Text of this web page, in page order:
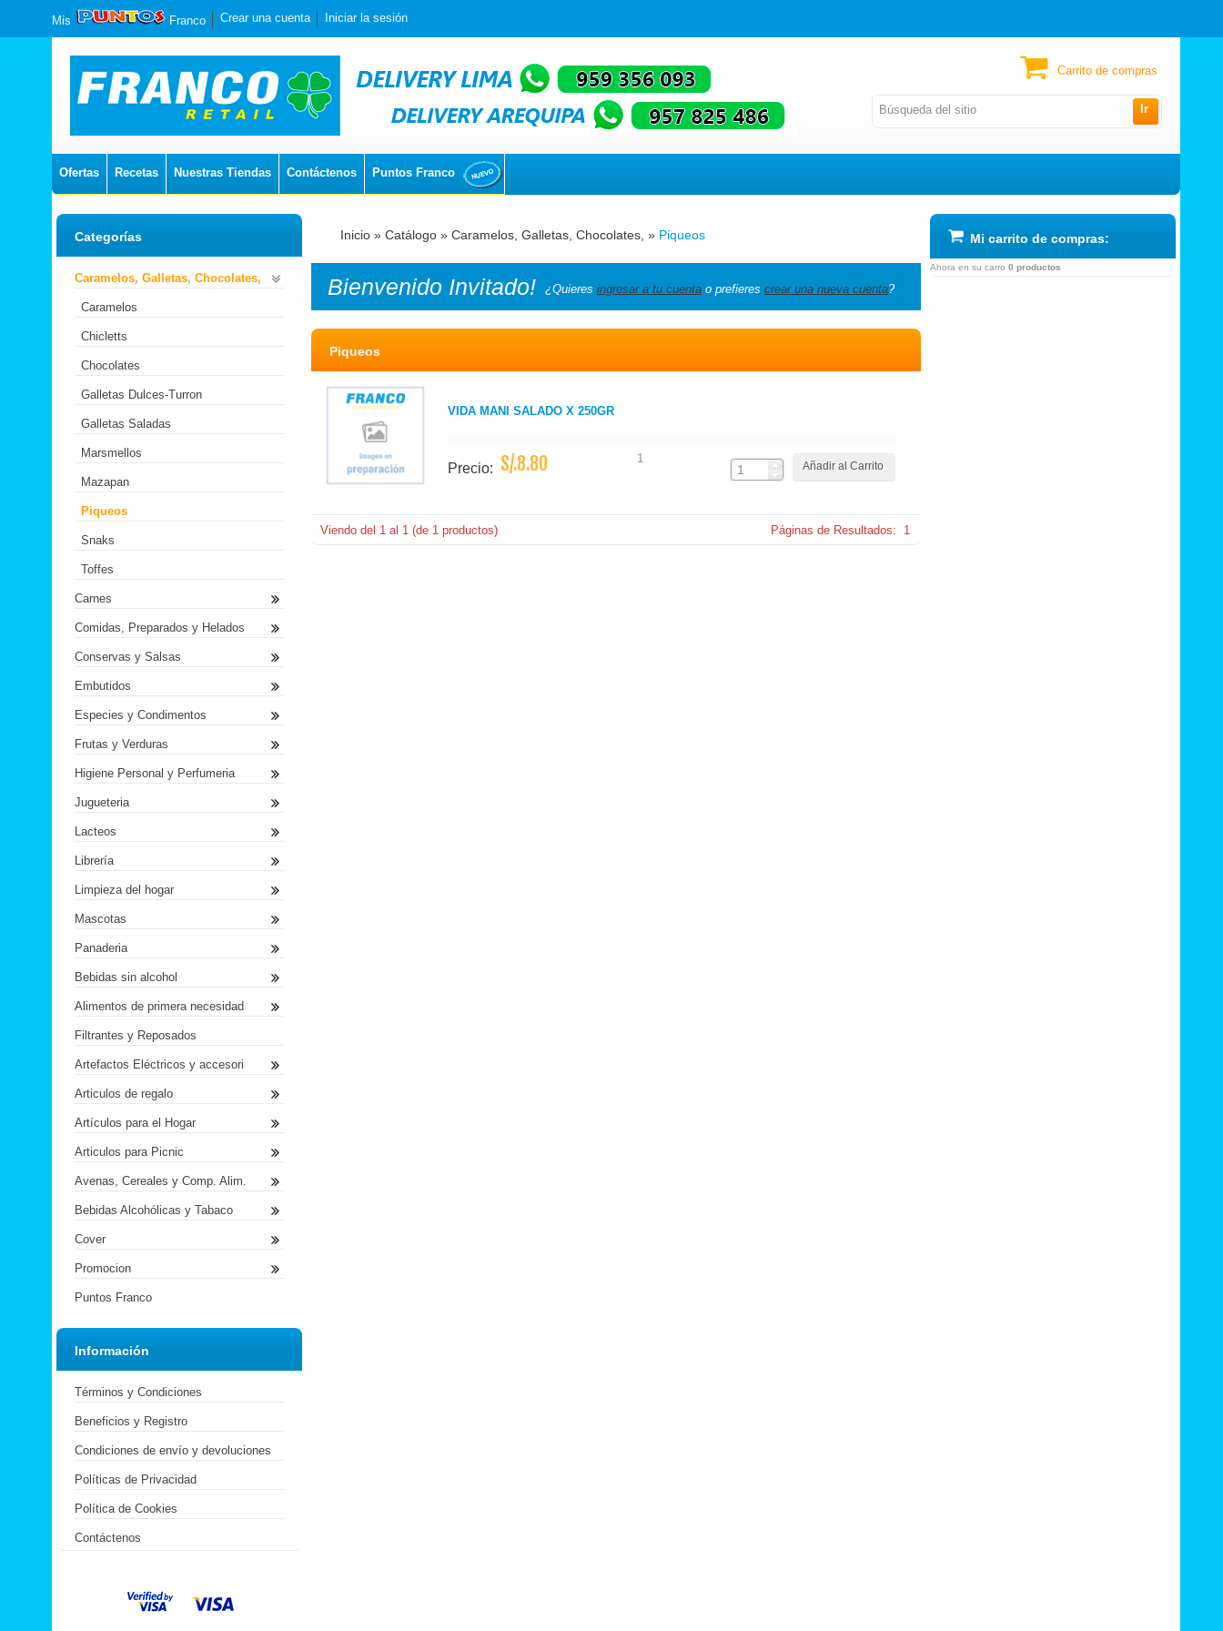
Ir
Mis Franco Crear una cuenta Iniciar la sesión
Ofertas Recetas Nuestras Tiendas Contáctenos Puntos Franco
Carrito de compras
Inicio » Catálogo » Caramelos, Galletas, Chocolates, » Piqueos
Bienvenido Invitado! ¿Quieres ingresar a tu cuenta o prefieres crear una nueva cuenta?
Piqueos
VIDA MANI SALADO X 250GR
Precio: S/.8.80 1
Añadir al Carrito
Viendo del 1 al 1 (de 1 productos) Páginas de Resultados: 1
Categorías
Caramelos, Galletas, Chocolates,
Caramelos
Chicletts
Chocolates
Galletas Dulces-Turron
Galletas Saladas
Marsmellos
Mazapan
Piqueos
Snaks
Toffes
Carnes
Comidas, Preparados y Helados
Conservas y Salsas
Embutidos
Especies y Condimentos
Frutas y Verduras
Higiene Personal y Perfumeria
Jugueteria
Lacteos
Librería
Limpieza del hogar
Mascotas
Panaderia
Bebidas sin alcohol
Alimentos de primera necesidad
Filtrantes y Reposados
Artefactos Eléctricos y accesori
Articulos de regalo
Artículos para el Hogar
Articulos para Picnic
Avenas, Cereales y Comp. Alim.
Bebidas Alcohólicas y Tabaco
Cover
Promocion
Puntos Franco
Información
Términos y Condiciones
Beneficios y Registro
Condiciones de envío y devoluciones
Políticas de Privacidad
Política de Cookies
Contáctenos
Mi carrito de compras:
Ahora en su carro 0 productos